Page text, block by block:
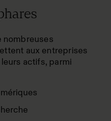
nombreuses
aux entreprises
actifs, parmi